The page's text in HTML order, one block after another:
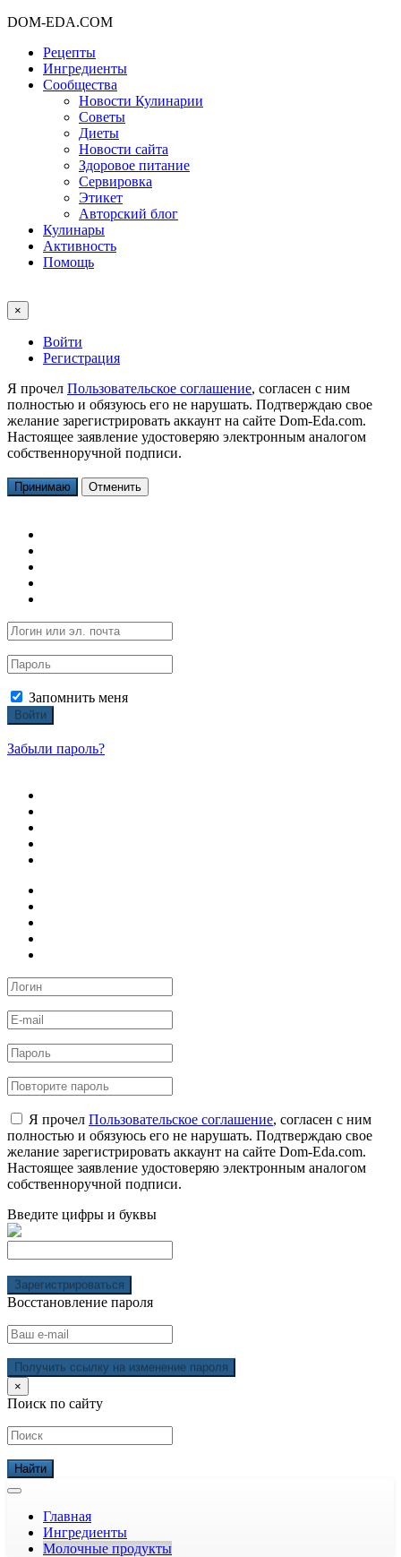
DOM-EDA.COM
Рецепты
Ингредиенты
Сообщества
Новости Кулинарии
Советы
Диеты
Новости сайта
Здоровое питание
Сервировка
Этикет
Авторский блог
Кулинары
Активность
Помощь
×
Войти
Регистрация
Я прочел Пользовательское соглашение, согласен с ним
полностью и обязуюсь его не нарушать. Подтверждаю свое
желание зарегистрировать аккаунт на сайте Dom-Eda.com.
Настоящее заявление удостоверяю электронным аналогом
собственноручной подписи.
Принимаю Отменить
Запомнить меня
Войти
Забыли пароль?
Я прочел Пользовательское соглашение, согласен с ним
полностью и обязуюсь его не нарушать. Подтверждаю свое
желание зарегистрировать аккаунт на сайте Dom-Eda.com.
Настоящее заявление удостоверяю электронным аналогом
собственноручной подписи.
Введите цифры и буквы
Зарегистрироваться
Восстановление пароля
Получить ссылку на изменение пароля
×
Поиск по сайту
Главная
Ингредиенты
Молочные продукты